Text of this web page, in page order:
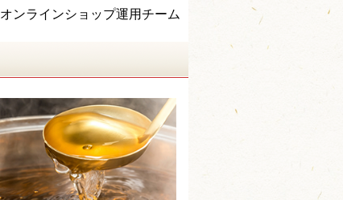
オンラインショップ運用チーム